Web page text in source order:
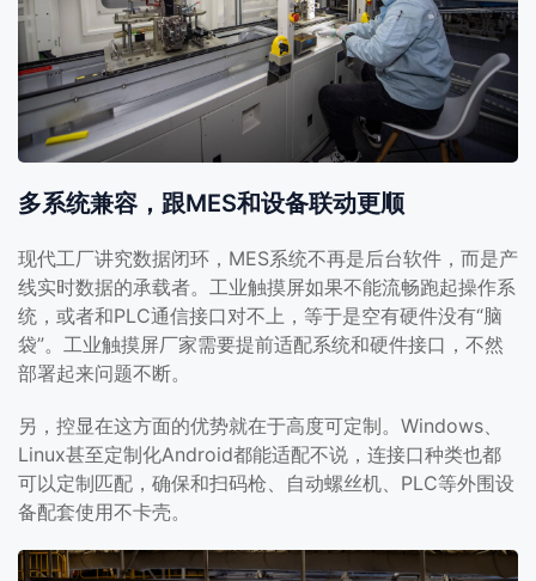
多系统兼容，跟MES和设备联动更顺
现代工厂讲究数据闭环，MES系统不再是后台软件，而是产
线实时数据的承载者。工业触摸屏如果不能流畅跑起操作系
统，或者和PLC通信接口对不上，等于是空有硬件没有“脑
袋”。工业触摸屏厂家需要提前适配系统和硬件接口，不然
部署起来问题不断。
另，控显在这方面的优势就在于高度可定制。Windows、
Linux甚至定制化Android都能适配不说，连接口种类也都
可以定制匹配，确保和扫码枪、自动螺丝机、PLC等外围设
备配套使用不卡壳。